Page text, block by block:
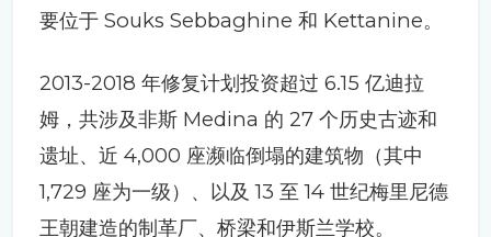
要位于 Souks Sebbaghine 和 Kettanine。
2013-2018 年修复计划投资超过 6.15 亿迪拉
姆，共涉及非斯 Medina 的 27 个历史古迹和
遗址、近 4,000 座濒临倒塌的建筑物（其中
1,729 座为一级）、以及 13 至 14 世纪梅里尼德
王朝建造的制革厂、桥梁和伊斯兰学校。